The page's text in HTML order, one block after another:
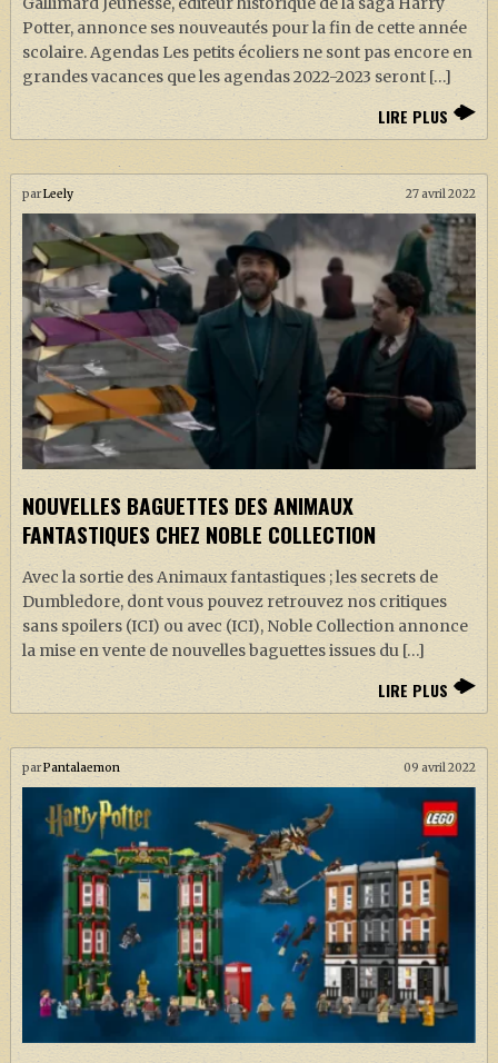
Potter, annonce ses nouveautés pour la fin de cette année
scolaire. Agendas Les petits écoliers ne sont pas encore en
grandes vacances que les agendas 2022-2023 seront […]
LIRE PLUS
parLeely 27 avril 2022
NOUVELLES BAGUETTES DES ANIMAUX
FANTASTIQUES CHEZ NOBLE COLLECTION
Avec la sortie des Animaux fantastiques ; les secrets de
Dumbledore, dont vous pouvez retrouvez nos critiques
sans spoilers (ICI) ou avec (ICI), Noble Collection annonce
la mise en vente de nouvelles baguettes issues du […]
LIRE PLUS
parPantalaemon 09 avril 2022